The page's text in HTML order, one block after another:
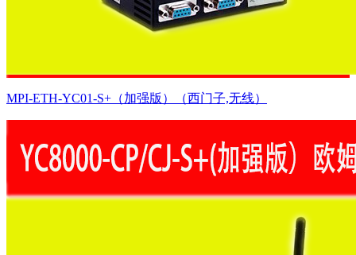
MPI-ETH-YC01-S+（加强版）（西门子,无线）